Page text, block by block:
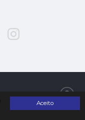
Aceito